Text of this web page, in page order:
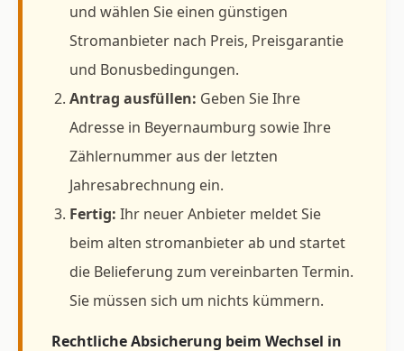
und wählen Sie einen günstigen
Stromanbieter nach Preis, Preisgarantie
und Bonusbedingungen.
Antrag ausfüllen: Geben Sie Ihre
Adresse in Beyernaumburg sowie Ihre
Zählernummer aus der letzten
Jahresabrechnung ein.
Fertig: Ihr neuer Anbieter meldet Sie
beim alten stromanbieter ab und startet
die Belieferung zum vereinbarten Termin.
Sie müssen sich um nichts kümmern.
Rechtliche Absicherung beim Wechsel in